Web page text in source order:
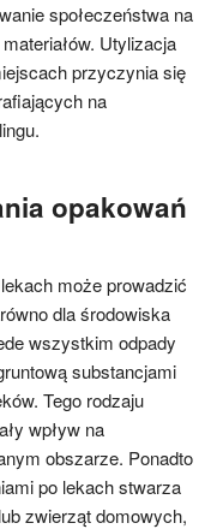
społeczeństwa na
Utylizacja
przyczynia się
na
opakowań
może prowadzić
dla środowiska
wszystkim odpady
substancjami
Tego rodzaju
wpływ na
obszarze. Ponadto
po lekach stwarza
zwierząt domowych,